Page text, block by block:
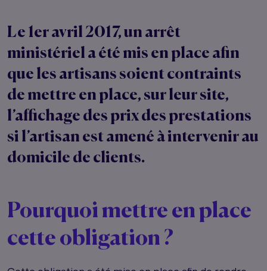
Le 1er avril 2017, un arrêt
ministériel a été mis en place afin
que les artisans soient contraints
de mettre en place, sur leur site,
l’affichage des prix des prestations
si l’artisan est amené à intervenir au
domicile de clients.
Pourquoi mettre en place
cette obligation ?